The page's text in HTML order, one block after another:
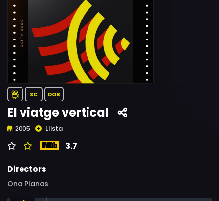
SC DOB
El viatge vertical
2005 Llista
3.7
Directors
Ona Planas